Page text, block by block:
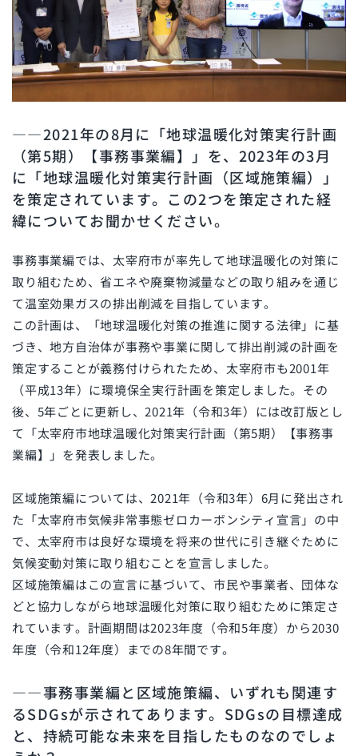
――2021年の8月に「地球温暖化対策実行計画
（第5期）【事務事業編】」を、2023年の3月
に「地球温暖化対策実行計画（区域施策編）」
を策定されています。この2つを策定された経
緯についてお聞かせください。
事務事業編では、太宰府市が率先して地球温暖化の対策に
取り組むため、省エネや廃棄物減量などの取り組みを通じ
て温室効果ガスの排出削減を目指しています。
この計画は、「地球温暖化対策の推進に関する法律」に基
づき、地方自治体が事務や事業に関して排出削減の計画を
策定することが義務付けられたため、太宰府市も2001年
（平成13年）に環境保全実行計画を策定しました。その
後、5年ごとに更新し、2021年（令和3年）には改訂版とし
て「太宰府市地球温暖化対策実行計画（第5期）【事務事
業編】」を発表しました。
区域施策編については、2021年（令和3年）6月に発出され
た「太宰府市気候非常事態ゼロカーボンシティ宣言」の中
で、太宰府市は良好な環境を将来の世代に引き継ぐために
気候変動対策に取り組むことを宣言しました。
区域施策編はこの宣言に基づいて、市民や事業者、団体な
どと協力しながら地球温暖化対策に取り組むために策定さ
れています。計画期間は2023年度（令和5年度）から2030
年度（令和12年度）までの8年間です。
――事務事業編と区域施策編、いずれも関連す
るSDGsが示されてあります。SDGsの目標達成
と、持続可能な未来を目指したものなのでしょ